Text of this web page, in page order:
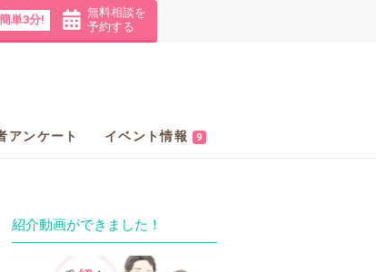
簡単3分!
無料相談を
予約する
アンケート イベント情報 9
紹介動画ができました！